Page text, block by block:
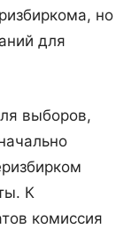
но
для
выборов,
К
комиссия